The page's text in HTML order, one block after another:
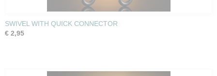
SWIVEL WITH QUICK CONNECTOR
€ 2,95